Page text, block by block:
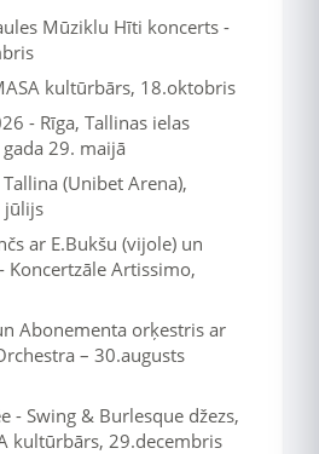
Mūziklu Hīti koncerts -
kultūrbārs, 18.oktobris
- Rīga, Tallinas ielas
29. maijā
(Unibet Arena),
jūlijs
ar E.Bukšu (vijole) un
Koncertzāle Artissimo,
Abonementa orķestris ar
– 30.augusts
- Swing & Burlesque džezs,
kultūrbārs, 29.decembris